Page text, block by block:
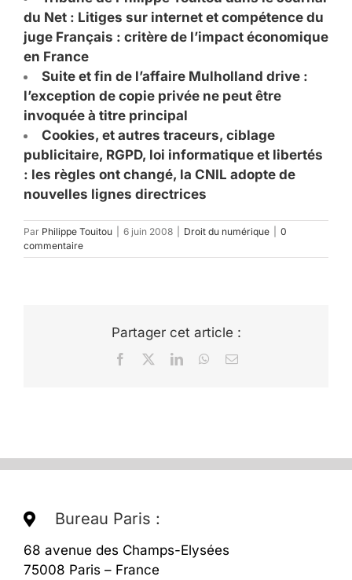
du Net : Litiges sur internet et compétence du
juge Français : critère de l’impact économique
en France
Suite et fin de l’affaire Mulholland drive :
l’exception de copie privée ne peut être
invoquée à titre principal
Cookies, et autres traceurs, ciblage
publicitaire, RGPD, loi informatique et libertés
: les règles ont changé, la CNIL adopte de
nouvelles lignes directrices
Par Philippe Touitou 6 juin 2008 Droit du numérique
0
commentaire
Partager cet article :
Facebook LinkedInWhatsApp
Email
Bureau Paris :
68 avenue des Champs-Elysées
75008 Paris – France